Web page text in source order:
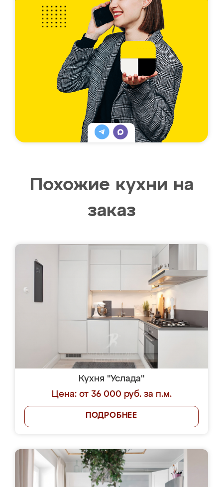
Похожие кухни на
заказ
Кухня "Услада"
Цена: от 36 000 руб. за п.м.
ПОДРОБНЕЕ